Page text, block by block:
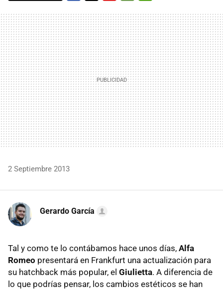
MAIL
2 Septiembre 2013
Gerardo García
Tal y como te lo contábamos hace unos días, Alfa
Romeo presentará en Frankfurt una actualización para
su hatchback más popular, el Giulietta. A diferencia de
lo que podrías pensar, los cambios estéticos se han